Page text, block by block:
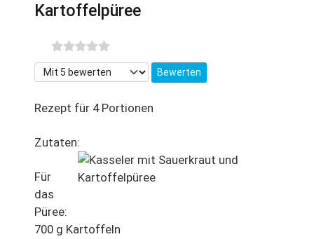
Kartoffelpüree
Bitte bewerten
Rezept für 4 Portionen
Zutaten:
Für
das
Püree:
700 g Kartoffeln